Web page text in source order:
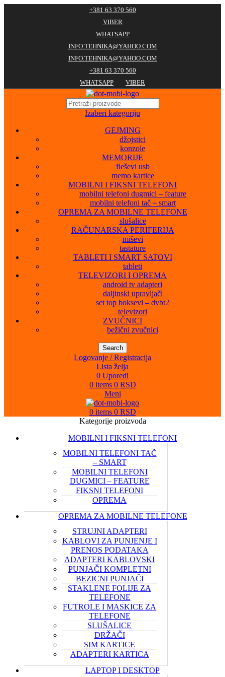
+381 63 370 560
VIBER
WHATSAPP
INFO.TEHNIKA@YAHOO.COM
INFO.TEHNIKA@YAHOO.COM
+381 63 370 560
WHATSAPP
VIBER
Izaberi kategoriju
GEJMING
džojstici
konzole
MEMORIJE
fleševi usb
memo kartice
MOBILNI I FIKSNI TELEFONI
mobilni telefoni dugmici – feature
mobilni telefoni tač – smart
OPREMA ZA MOBILNE TELEFONE
slušalice
RAČUNARSKA PERIFERIJA
miševi
tastature
TABLETI I SMART SATOVI
tableti
TELEVIZORI I OPREMA
android tv adapteri
daljinski upravljači
set top boksevi – dvbt2
televizori
ZVUČNICI
bežični zvučnici
Search
Logovanje / Registracija
Lista želja
0 Uporedi
0 items 0 RSD
Meni
0 items 0 RSD
Kategorije proizvoda
MOBILNI I FIKSNI TELEFONI
MOBILNI TELEFONI TAČ
– SMART
MOBILNI TELEFONI
DUGMICI – FEATURE
FIKSNI TELEFONI
OPREMA
OPREMA ZA MOBILNE TELEFONE
STRUJNI ADAPTERI
KABLOVI ZA PUNJENJE I
PRENOS PODATAKA
ADAPTERI KABLOVSKI
PUNJAČI KOMPLETNI
BEZICNI PUNJAČI
STAKLENE FOLIJE ZA
TELEFONE
FUTROLE I MASKICE ZA
TELEFONE
SLUŠALICE
DRŽAČI
SIM KARTICE
ADAPTERI KARTICA
LAPTOP I DESKTOP